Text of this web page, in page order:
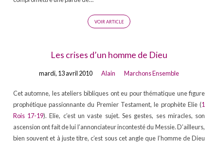
VOIR ARTICLE
Les crises d’un homme de Dieu
mardi, 13 avril 2010 Alain Marchons Ensemble
Cet automne, les ateliers bibliques ont eu pour thématique une figure
prophétique passionnante du Premier Testament, le prophète Elie (1
Rois 17-19). Elie, c’est un vaste sujet. Ses gestes, ses miracles, son
ascension ont fait de lui l’annonciateur incontesté du Messie. D’ailleurs,
bien souvent et à juste titre, c’est sous cet angle que l’homme de Dieu